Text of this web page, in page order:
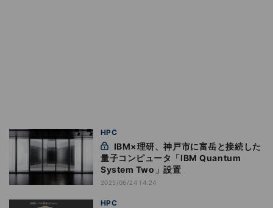
HPC
量子コンピュータ「IBM Quantum
System Two」設置
2025/06/24 14:24
HPC